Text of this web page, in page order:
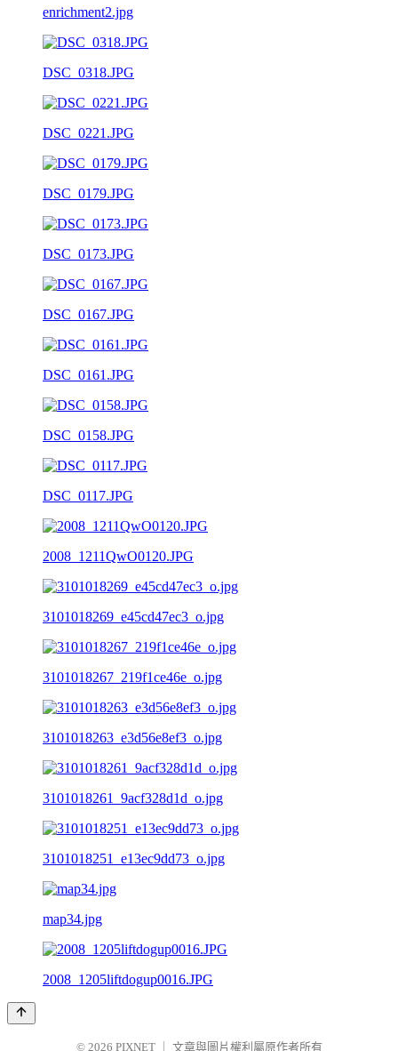
enrichment2.jpg
DSC_0318.JPG
DSC_0221.JPG
DSC_0179.JPG
DSC_0173.JPG
DSC_0167.JPG
DSC_0161.JPG
DSC_0158.JPG
DSC_0117.JPG
2008_1211QwO0120.JPG
3101018269_e45cd47ec3_o.jpg
3101018267_219f1ce46e_o.jpg
3101018263_e3d56e8ef3_o.jpg
3101018261_9acf328d1d_o.jpg
3101018251_e13ec9dd73_o.jpg
map34.jpg
2008_1205liftdogup0016.JPG
© 2026 PIXNET 文章與圖片權利屬原作者所有